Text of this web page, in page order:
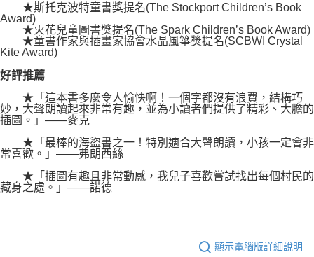
★斯托克波特童書獎提名(The Stockport Children’s Book
Award)
★火花兒童圖書獎提名(The Spark Children’s Book Award)
★童書作家與插畫家協會水晶風箏獎提名(SCBWI Crystal
Kite Award)
好評推薦
★「這本書多麼令人愉快啊！一個字都沒有浪費，結構巧
妙，大聲朗讀起來非常有趣，並為小讀者們提供了精彩、大膽的
插圖。」——麥克
★「最棒的海盜書之一！特別適合大聲朗讀，小孩一定會非
常喜歡。」——弗朗西絲
★「插圖有趣且非常動感，我兒子喜歡嘗試找出每個村民的
藏身之處。」——諾德
顯示電腦版詳細說明